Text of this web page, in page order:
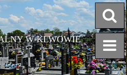
W KLWOWIE